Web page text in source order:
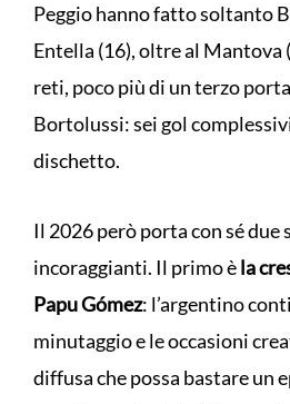
Peggio hanno fatto soltanto
Entella (16), oltre al Mantova
reti, poco più di un terzo
Bortolussi: sei gol
dischetto.
Il 2026 però porta con sé due
incoraggianti. Il primo èla
Papu Gómez: l’argentino
minutaggio e le occasioni
diffusa che possa bastare un